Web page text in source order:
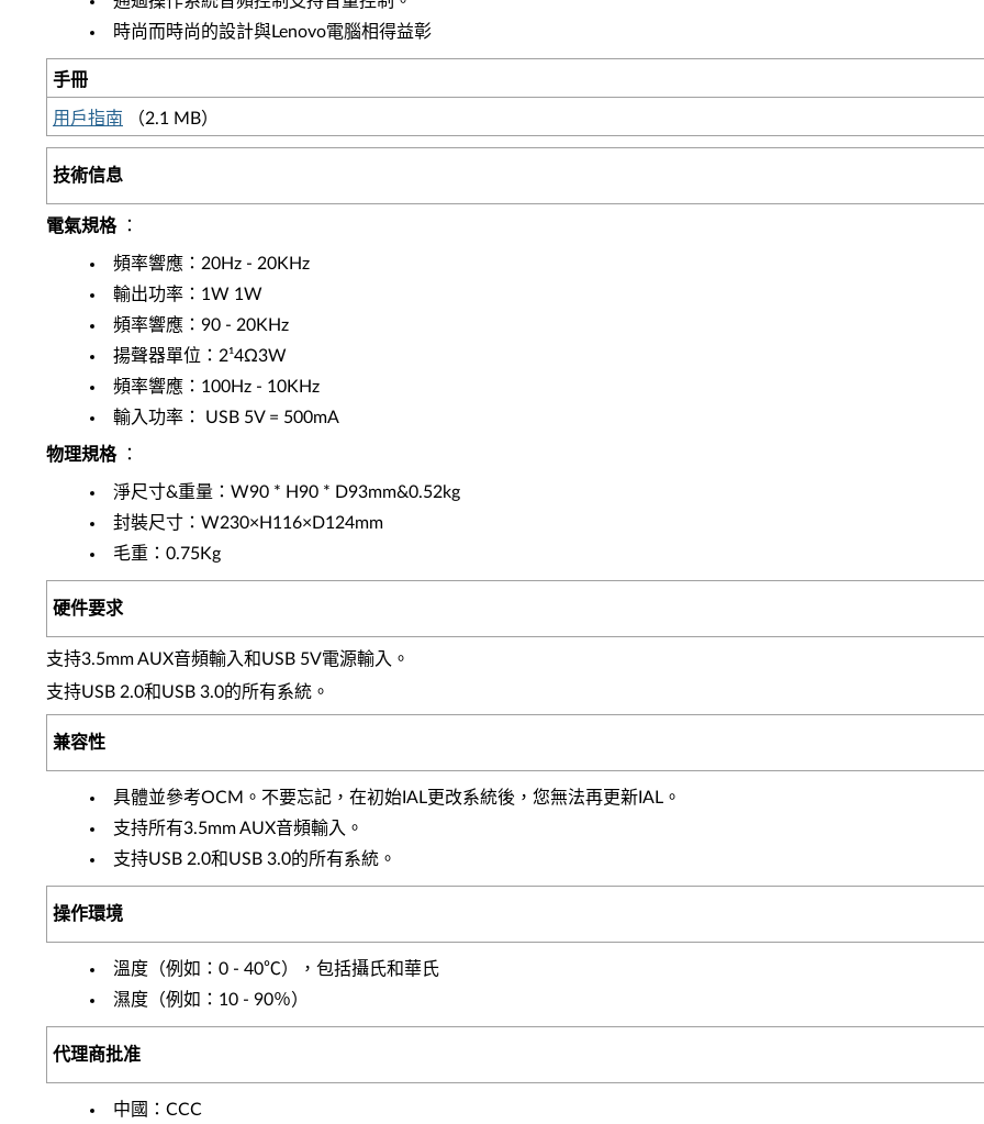
時尚而時尚的設計與Lenovo電腦相得益彰
手冊
用戶指南 （2.1 MB）
技術信息
電氣規格：
頻率響應：20Hz - 20KHz
輸出功率：1W 1W
頻率響應：90 - 20KHz
揚聲器單位：2¹4Ω3W
頻率響應：100Hz - 10KHz
輸入功率： USB 5V = 500mA
物理規格：
淨尺寸&重量：W90 * H90 * D93mm&0.52kg
封裝尺寸：W230×H116×D124mm
毛重：0.75Kg
硬件要求
支持3.5mm AUX音頻輸入和USB 5V電源輸入。
支持USB 2.0和USB 3.0的所有系統。
兼容性
具體並參考OCM。不要忘記，在初始IAL更改系統後，您無法再更新IAL。
支持所有3.5mm AUX音頻輸入。
支持USB 2.0和USB 3.0的所有系統。
操作環境
溫度（例如：0 - 40℃），包括攝氏和華氏
濕度（例如：10 - 90％）
代理商批准
中國：CCC